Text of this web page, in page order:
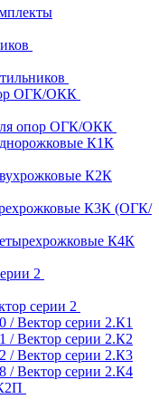
ОГК/ОКК
опор ОГК/ОКК
К1К
К2К
К3К (ОГК/
К4К
2
серии 2
/ Вектор серии 2.К1
/ Вектор серии 2.К2
/ Вектор серии 2.К3
/ Вектор серии 2.К4